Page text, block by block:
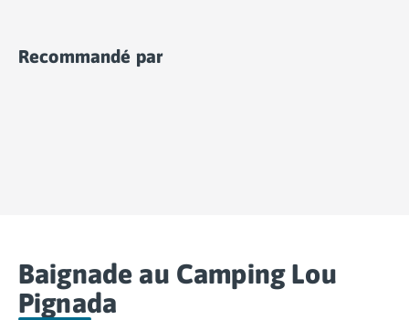
Camping Argelès-sur-Mer
Camping Canet-en-Roussillon
Camping Midi-Pyrénées
Camping Aveyron
Camping Millau
Recommandé par
Baignade au Camping Lou
Pignada